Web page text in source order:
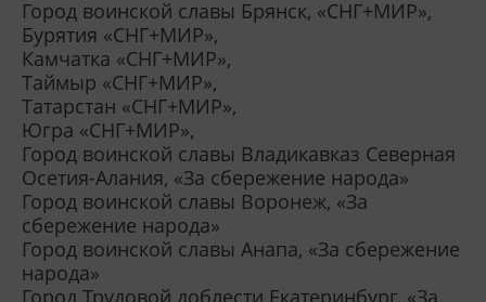
Город воинской славы Брянск, «СНГ+МИР»,
Бурятия «СНГ+МИР»,
Камчатка «СНГ+МИР»,
Таймыр «СНГ+МИР»,
Татарстан «СНГ+МИР»,
Югра «СНГ+МИР»,
Город воинской славы Владикавказ Северная
Осетия-Алания, «За сбережение народа»
Город воинской славы Воронеж, «За
сбережение народа»
Город воинской славы Анапа, «За сбережение
народа»
Город Трудовой доблести Екатеринбург, «За